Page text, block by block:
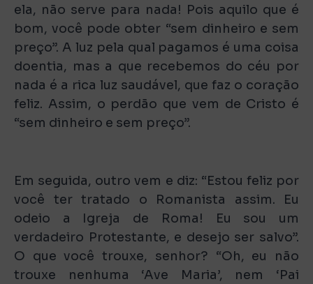
ela, não serve para nada! Pois aquilo que é
bom, você pode obter “sem dinheiro e sem
preço”. A luz pela qual pagamos é uma coisa
doentia, mas a que recebemos do céu por
nada é a rica luz saudável, que faz o coração
feliz. Assim, o perdão que vem de Cristo é
“sem dinheiro e sem preço”.
Em seguida, outro vem e diz: “Estou feliz por
você ter tratado o Romanista assim. Eu
odeio a Igreja de Roma! Eu sou um
verdadeiro Protestante, e desejo ser salvo”.
O que você trouxe, senhor? “Oh, eu não
trouxe nenhuma ‘Ave Maria’, nem ‘Pai